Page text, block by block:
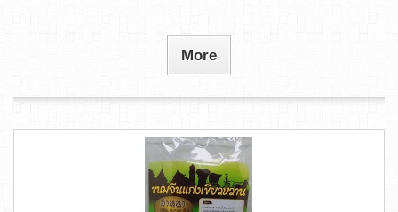
More